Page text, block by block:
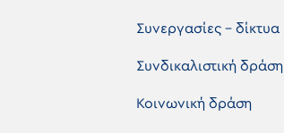
Συνεργασίες - δίκτυα
Συνδικαλιστική δράση
Κοινωνική δράση